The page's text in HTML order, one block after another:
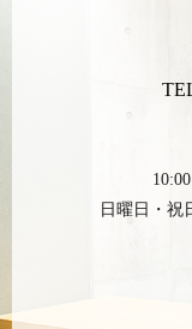
日曜日・祝